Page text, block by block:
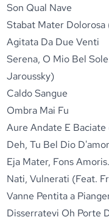
Son Qual Nave
Stabat Mater
Agitata Da Due Venti
Serena, O Mio Bel
Jaroussky)
Caldo Sangue
Ombra Mai Fu
Aure Andate E
Deh, Tu Bel Dio
Eja Mater, Fons
Nati, Vulnerati (Feat.
Vanne Pentita a
Disserratevi Oh Porte